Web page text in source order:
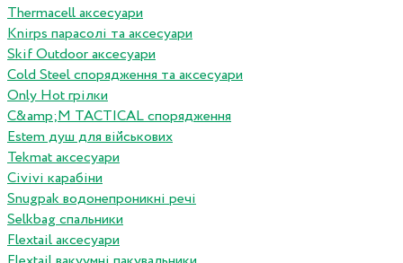
Thermacell аксесуари
Knirps парасолі та аксесуари
Skif Outdoor аксесуари
Cold Steel спорядження та аксесуари
Only Hot грілки
C&amp;M TACTICAL спорядження
Estem душ для військових
Tekmat аксесуари
Сivivi карабіни
Snugpak водонепроникні речі
Selkbag спальники
Flextail аксесуари